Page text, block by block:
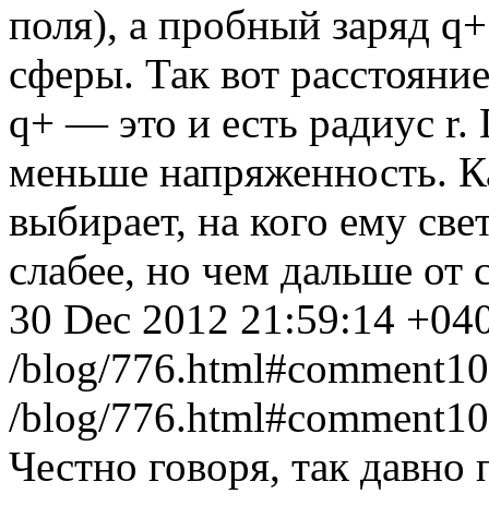
поля), а пробный заряд
сферы. Так вот
q+ — это и есть радиус
меньше напряженность.
выбирает, на кого ему
слабее, но чем дальше от
30 Dec 2012 21:59:14
/blog/
/blog/
Честно говоря, так давно